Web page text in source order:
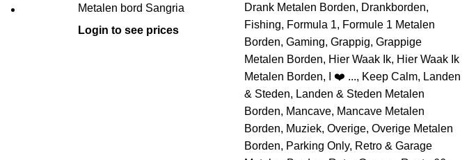
Metalen bord Sangria
Login to see prices
Drank Metalen Borden, Drankborden,
Fishing, Formula 1, Formule 1 Metalen
Borden, Gaming, Grappig, Grappige
Metalen Borden, Hier Waak Ik, Hier Waak Ik
Metalen Borden, I ❤️ ..., Keep Calm, Landen
& Steden, Landen & Steden Metalen
Borden, Mancave, Mancave Metalen
Borden, Muziek, Overige, Overige Metalen
Borden, Parking Only, Retro & Garage